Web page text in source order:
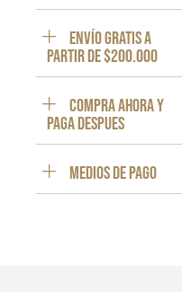
ENVÍO GRATIS a
partir de $200.000
Compra ahora y
paga despues
Medios de pago